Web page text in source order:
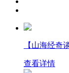
【山海经奇
查看详情